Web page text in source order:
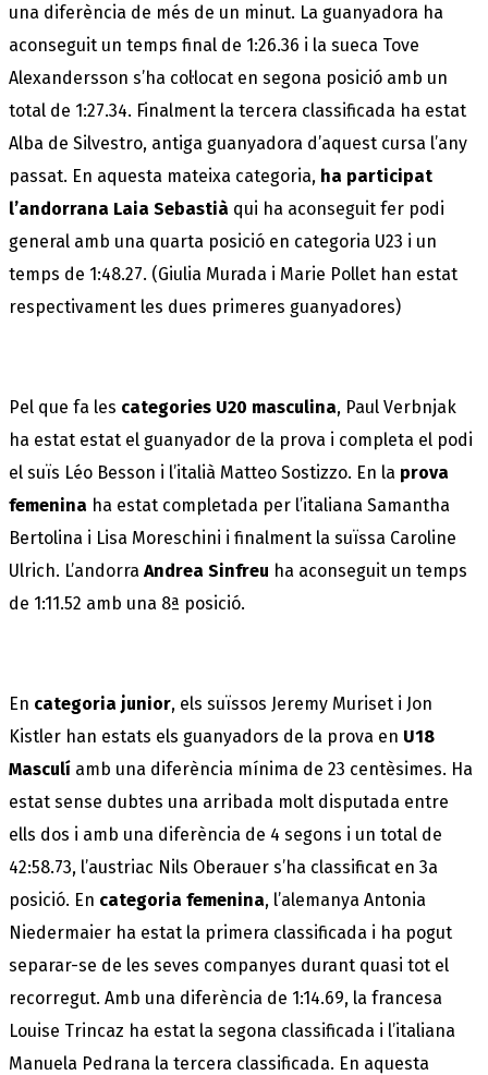
una diferència de més de un minut. La guanyadora ha
aconseguit un temps final de 1:26.36 i la sueca Tove
Alexandersson s’ha col·locat en segona posició amb un
total de 1:27.34. Finalment la tercera classificada ha estat
Alba de Silvestro, antiga guanyadora d’aquest cursa l’any
passat. En aquesta mateixa categoria, ha participat
l’andorrana Laia Sebastià qui ha aconseguit fer podi
general amb una quarta posició en categoria U23 i un
temps de 1:48.27. (Giulia Murada i Marie Pollet han estat
respectivament les dues primeres guanyadores)
Pel que fa les categories U20 masculina, Paul Verbnjak
ha estat estat el guanyador de la prova i completa el podi
el suïs Léo Besson i l’italià Matteo Sostizzo. En la prova
femenina ha estat completada per l’italiana Samantha
Bertolina i Lisa Moreschini i finalment la suïssa Caroline
Ulrich. L’andorra Andrea Sinfreu ha aconseguit un temps
de 1:11.52 amb una 8ª posició.
En categoria junior, els suïssos Jeremy Muriset i Jon
Kistler han estats els guanyadors de la prova en U18
Masculí amb una diferència mínima de 23 centèsimes. Ha
estat sense dubtes una arribada molt disputada entre
ells dos i amb una diferència de 4 segons i un total de
42:58.73, l’austriac Nils Oberauer s’ha classificat en 3a
posició. En categoria femenina, l’alemanya Antonia
Niedermaier ha estat la primera classificada i ha pogut
separar-se de les seves companyes durant quasi tot el
recorregut. Amb una diferència de 1:14.69, la francesa
Louise Trincaz ha estat la segona classificada i l’italiana
Manuela Pedrana la tercera classificada. En aquesta